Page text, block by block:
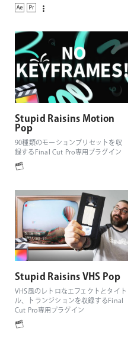
Stupid Raisins Motion
Pop
90種類のモーションプリセットを収
録するFinal Cut Pro専用プラグイン
Stupid Raisins VHS Pop
VHS風のレトロなエフェクトとタイト
ル、トランジションを収録するFinal
Cut Pro専用プラグイン